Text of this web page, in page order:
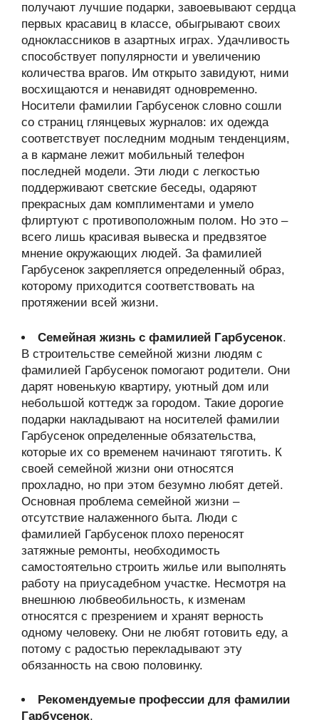
получают лучшие подарки, завоевывают сердца
первых красавиц в классе, обыгрывают своих
одноклассников в азартных играх. Удачливость
способствует популярности и увеличению
количества врагов. Им открыто завидуют, ними
восхищаются и ненавидят одновременно.
Носители фамилии Гарбусенок словно сошли
со страниц глянцевых журналов: их одежда
соответствует последним модным тенденциям,
а в кармане лежит мобильный телефон
последней модели. Эти люди с легкостью
поддерживают светские беседы, одаряют
прекрасных дам комплиментами и умело
флиртуют с противоположным полом. Но это –
всего лишь красивая вывеска и предвзятое
мнение окружающих людей. За фамилией
Гарбусенок закрепляется определенный образ,
которому приходится соответствовать на
протяжении всей жизни.
Семейная жизнь с фамилией Гарбусенок.
В строительстве семейной жизни людям с
фамилией Гарбусенок помогают родители. Они
дарят новенькую квартиру, уютный дом или
небольшой коттедж за городом. Такие дорогие
подарки накладывают на носителей фамилии
Гарбусенок определенные обязательства,
которые их со временем начинают тяготить. К
своей семейной жизни они относятся
прохладно, но при этом безумно любят детей.
Основная проблема семейной жизни –
отсутствие налаженного быта. Люди с
фамилией Гарбусенок плохо переносят
затяжные ремонты, необходимость
самостоятельно строить жилье или выполнять
работу на приусадебном участке. Несмотря на
внешнюю любвеобильность, к изменам
относятся с презрением и хранят верность
одному человеку. Они не любят готовить еду, а
потому с радостью перекладывают эту
обязанность на свою половинку.
Рекомендуемые профессии для фамилии
Гарбусенок.